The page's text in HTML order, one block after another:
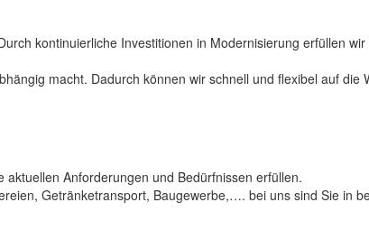
kontinuierliche Investitionen in Modernisierung erfüllen
macht. Dadurch können wir schnell und flexibel auf die
Anforderungen und Bedürfnissen erfüllen.
Getränketransport, Baugewerbe,…. bei uns sind Sie in